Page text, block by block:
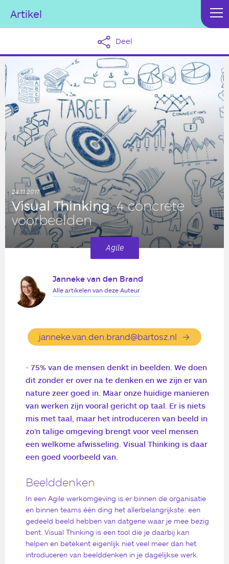
Artikel
Deel
Visual Thin­king: 4 con­cre­te
voor­beel­den
24.11.2017
Agile
75% van de mensen denkt in beelden. We doen
dit zonder er over na te denken en we zijn er van
nature zeer goed in. Maar onze huidige manieren
van werken zijn vooral gericht op taal. Er is niets
mis met taal, maar het introduceren van beeld in
zo’n talige omgeving brengt voor veel mensen
een welkome afwisseling. Visual Thinking is daar
een goed voorbeeld van.
Beelddenken
In een Agile werkomgeving is er binnen de organisatie
en binnen teams één ding het allerbelangrijkste: een
gedeeld beeld hebben van datgene waar je mee bezig
bent. Visual Thinking is een tool die je daarbij kan
helpen en betekent eigenlijk niet veel meer dan het
introduceren van beelddenken in je dagelijkse werk.
Janneke van den Brand
Alle artikelen van deze Auteur
janneke.van.den.brand@bartosz.nl